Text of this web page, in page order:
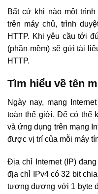
Bất cứ khi nào một
trên máy chủ, trình
HTTP. Khi yêu cầu tới
(phần mềm) sẽ gửi tài
HTTP.
Tìm hiểu về tên
Ngày nay, mạng
toàn thế giới. Để có thể
và ứng dụng trên mạng
được vị trí của mỗi máy
Địa chỉ Internet (IP)
địa chỉ IPv4 có 32 bit
tương đương với 1 byte